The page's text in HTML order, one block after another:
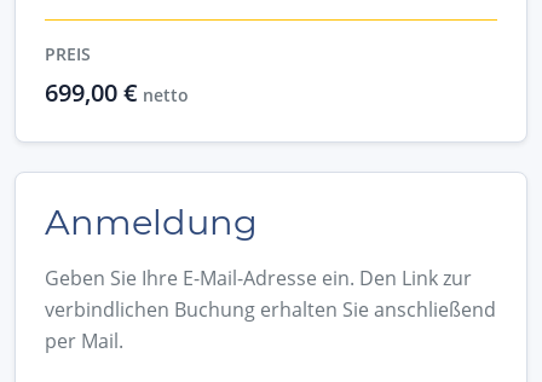
PREIS
699,00 € netto
Anmeldung
Geben Sie Ihre E-Mail-Adresse ein. Den Link zur
verbindlichen Buchung erhalten Sie anschließend
per Mail.